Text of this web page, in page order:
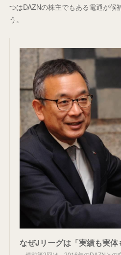
つはDAZNの株主でもある電通が候
う。